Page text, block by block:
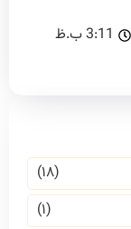
3:11 ب.ظ
(۱۸)
(۱)